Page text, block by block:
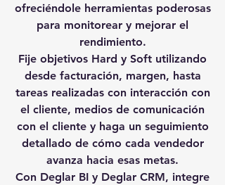
ofreciéndole herramientas poderosas
para monitorear y mejorar el
rendimiento.
Fije objetivos Hard y Soft utilizando
desde facturación, margen, hasta
tareas realizadas con interacción con
el cliente, medios de comunicación
con el cliente y haga un seguimiento
detallado de cómo cada vendedor
avanza hacia esas metas.
Con Deglar BI y Deglar CRM, integre